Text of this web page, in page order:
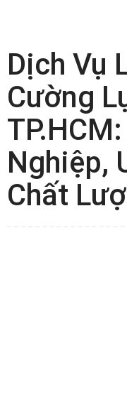
Dịch Vụ
Cường
Nghiệp,
Chất